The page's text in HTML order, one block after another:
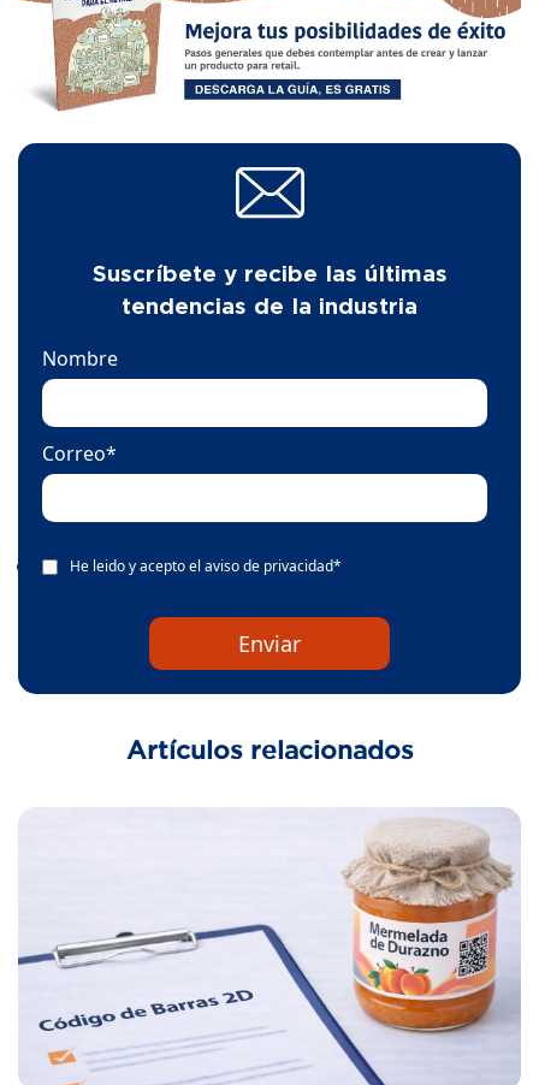
Suscríbete y recibe las últimas
tendencias de la industria
Nombre
Correo*
He leido y acepto el aviso de privacidad*
Artículos relacionados